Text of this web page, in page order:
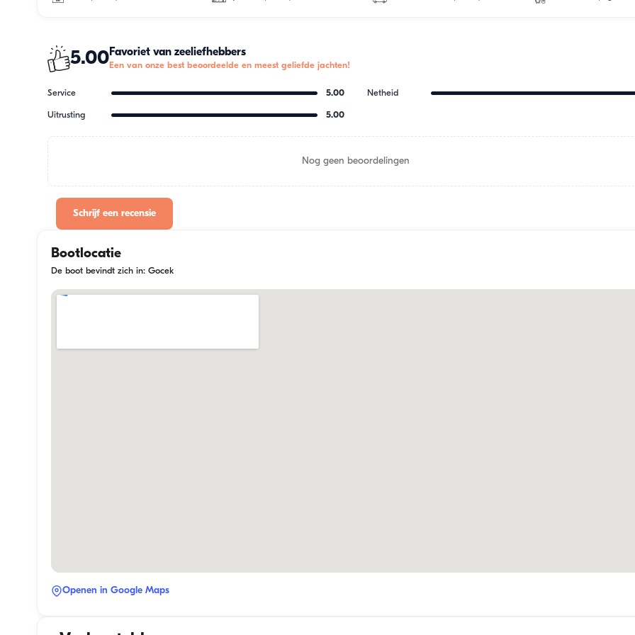
5.00Favoriet van zeeliefhebbers
Een van onze best beoordeelde en meest geliefde jachten!
Service 5.00 Netheid
Uitrusting 5.00
Nog geen beoordelingen
Schrijf een recensie
Bootlocatie
De boot bevindt zich in: Gocek
Openen in Google Maps